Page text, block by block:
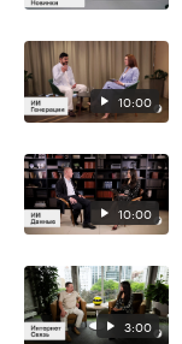
10:00
10:00
3:00